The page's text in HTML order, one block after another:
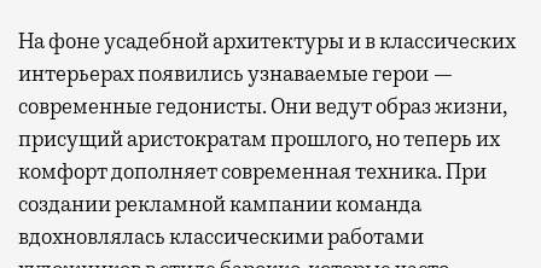
На фоне усадебной архитектуры и в классических
интерьерах появились узнаваемые герои —
современные гедонисты. Они ведут образ жизни,
присущий аристократам прошлого, но теперь их
комфорт дополняет современная техника. При
создании рекламной кампании команда
вдохновлялась классическими работами